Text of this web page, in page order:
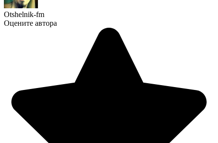
Otshelnik-fm
Оцените автора